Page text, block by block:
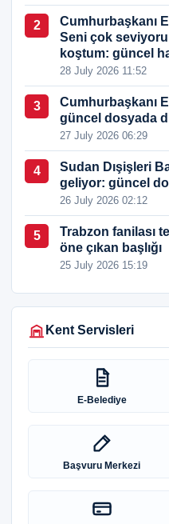
2
Cumhurbaşkanı
Seni çok
koştum: güncel
28 July 2026 11:52
3
Cumhurbaşkanı
güncel dosyada
27 July 2026 06:29
4
Sudan Dışişleri
geliyor: güncel
26 July 2026 02:12
5
Trabzon fanilası
öne çıkan başlığı
25 July 2026 15:19
Kent Servisleri
E-Belediye
Başvuru Merkezi